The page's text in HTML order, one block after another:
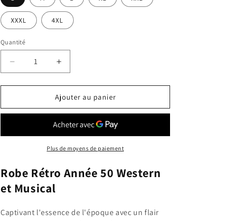
XXXL 4XL
Quantité
Réduire
la
quantité
Robe
50
Augmenter
la
quantité
de
Robe
Année
50
-
Ajouter au panier
Plus de moyens de paiement
Robe Rétro Année 50 Western
et Musical
Captivant l'essence de l'époque avec un flair